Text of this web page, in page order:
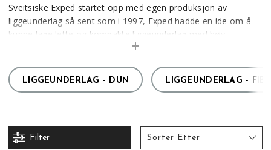
Sveitsiske Exped startet opp med egen produksjon av
liggeunderlag så sent som i 1997, Exped hadde en ide om å
kunne lage lette og kompakte liggeunderlag med høy
isolasjonsevne. Derved startet de i fylle liggeunderlag med
Etter det har utviklingen for Exped godt i rasende fart, og de
er i dag en av de 2 store på liggeunderlag i verden. De lager
ryggsekker.
LIGGEUNDERLAG - DUN LIGGEUNDERLAG -
Filter Sorter Etter